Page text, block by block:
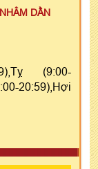
NHÂM DẦN
(9:00-
20:59),Hợi